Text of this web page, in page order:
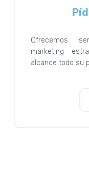
Ofrecemos
marketing
alcance todo su